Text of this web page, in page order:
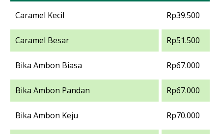
Caramel Kecil Rp39.500
Caramel Besar Rp51.500
Bika Ambon Biasa Rp67.000
Bika Ambon Pandan Rp67.000
Bika Ambon Keju Rp70.000